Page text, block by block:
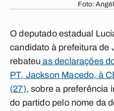
Foto:
O deputado estadual
candidato à prefeitura de
rebateu as declarações
PT, Jackson Macedo, à
(27), sobre a preferência
do partido pelo nome da